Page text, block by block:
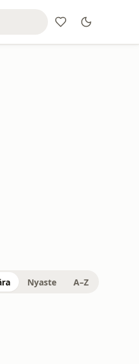
Nyaste A–Z